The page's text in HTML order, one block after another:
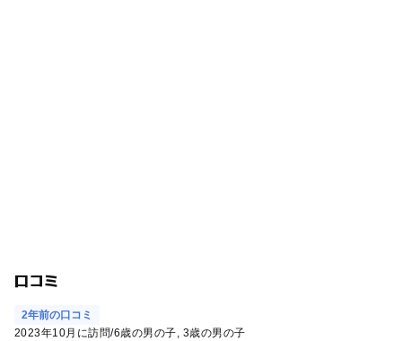
口コミ
2年前の口コミ
2023年10月に訪問/6歳の男の子 3歳の男の子